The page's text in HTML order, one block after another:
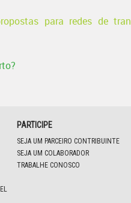
para redes de
PARTICIPE
SEJA UM PARCEIRO CONTRIBUINTE
SEJA UM COLABORADOR
TRABALHE CONOSCO